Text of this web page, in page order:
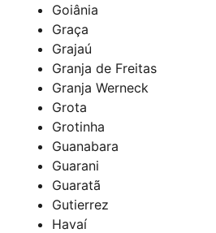
Goiânia
Graça
Grajaú
Granja de Freitas
Granja Werneck
Grota
Grotinha
Guanabara
Guarani
Guaratã
Gutierrez
Havaí